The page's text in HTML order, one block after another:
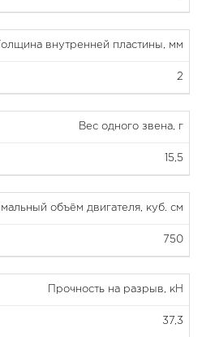
внутренней пластины, мм
2
Вес одного звена, г
15,5
объём двигателя, куб. см
750
Прочность на разрыв, кН
37,3